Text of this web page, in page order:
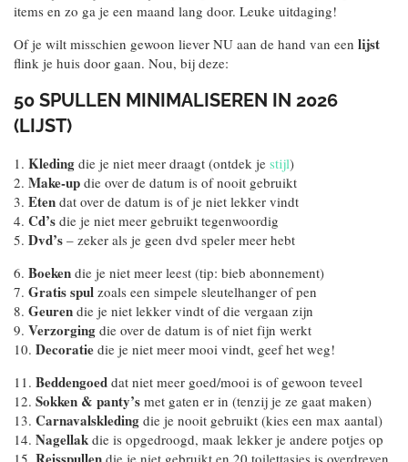
items en zo ga je een maand lang door. Leuke uitdaging!
Of je wilt misschien gewoon liever NU aan de hand van een lijst
flink je huis door gaan. Nou, bij deze:
50 SPULLEN MINIMALISEREN IN 2026
(LIJST)
1. Kleding die je niet meer draagt (ontdek je stijl)
2. Make-up die over de datum is of nooit gebruikt
3. Eten dat over de datum is of je niet lekker vindt
4. Cd’s die je niet meer gebruikt tegenwoordig
5. Dvd’s – zeker als je geen dvd speler meer hebt
6. Boeken die je niet meer leest (tip: bieb abonnement)
7. Gratis spul zoals een simpele sleutelhanger of pen
8. Geuren die je niet lekker vindt of die vergaan zijn
9. Verzorging die over de datum is of niet fijn werkt
10. Decoratie die je niet meer mooi vindt, geef het weg!
11. Beddengoed dat niet meer goed/mooi is of gewoon teveel
12. Sokken & panty’s met gaten er in (tenzij je ze gaat maken)
13. Carnavalskleding die je nooit gebruikt (kies een max aantal)
14. Nagellak die is opgedroogd, maak lekker je andere potjes op
15.
die je niet gebruikt en 20 toilettasjes is overdreven